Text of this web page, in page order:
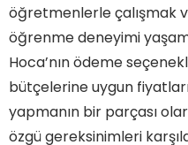
öğretmenlerle çalışmak
öğrenme deneyimi
Hoca’nın ödeme
bütçelerine uygun fiyatları
yapmanın bir parçası
özgü gereksinimleri